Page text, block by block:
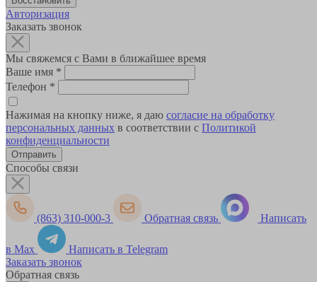
Авторизация
Заказать звонок
Мы свяжемся с Вами в ближайшее время
Ваше имя *
Телефон *
Нажимая на кнопку ниже, я даю согласие на обработку
персональных данных в соответствии с Политикой
конфиденциальности
Способы связи
(863) 310-000-3 Обратная связь Написать
в Max
Написать в Telegram
Заказать звонок
Обратная связь